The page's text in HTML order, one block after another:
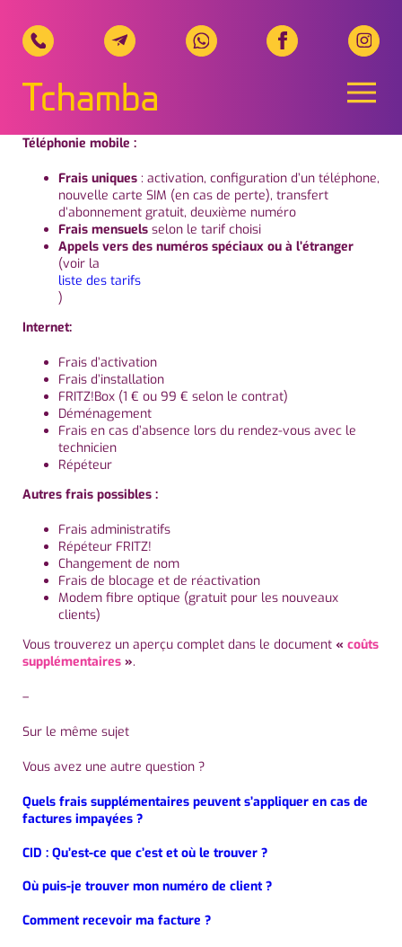
Tchamba Telecom, Ihr
Téléphonie mobile :
Frais uniques : activation, configuration d’un téléphone,
nouvelle carte SIM (en cas de perte), transfert
d’abonnement gratuit, deuxième numéro
Frais mensuels selon le tarif choisi
Appels vers des numéros spéciaux ou à l’étranger
(voir la
liste des tarifs
)
Internet:
Frais d’activation
Frais d’installation
FRITZ!Box (1 € ou 99 € selon le contrat)
Déménagement
Frais en cas d’absence lors du rendez-vous avec le
technicien
Répéteur
Autres frais possibles :
Frais administratifs
Répéteur FRITZ!
Changement de nom
Frais de blocage et de réactivation
Modem fibre optique (gratuit pour les nouveaux
clients)
Vous trouverez un aperçu complet dans le document « coûts
supplémentaires ».
–
Sur le même sujet
Vous avez une autre question ?
Quels frais supplémentaires peuvent s’appliquer en cas de
factures impayées ?
CID : Qu’est-ce que c’est et où le trouver ?
Où puis-je trouver mon numéro de client ?
Comment recevoir ma facture ?